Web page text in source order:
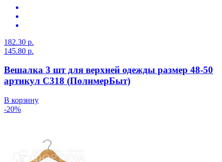
182.30 р.
145.80 р.
Вешалка 3 шт для верхней одежды размер 48-50
артикул С318 (ПолимерБыт)
В корзину
-20%